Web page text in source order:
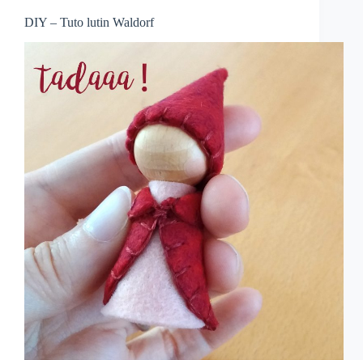
DIY – Tuto lutin Waldorf